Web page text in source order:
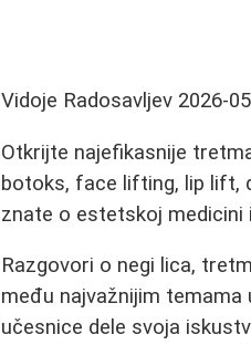
Vidoje Radosavljev 2026-
Otkrijte najefikasnije
botoks, face lifting, lip lift,
znate o estetskoj medicini
Razgovori o negi lica,
među najvažnijim
učesnice dele svoja